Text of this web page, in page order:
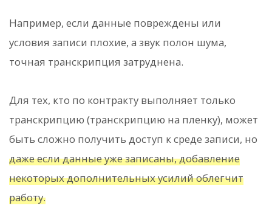
Например, если данные повреждены или
условия записи плохие, а звук полон шума,
точная транскрипция затруднена.
Для тех, кто по контракту выполняет только
транскрипцию (транскрипцию на пленку), может
быть сложно получить доступ к среде записи, но
даже если данные уже записаны, добавление
некоторых дополнительных усилий облегчит
работу.